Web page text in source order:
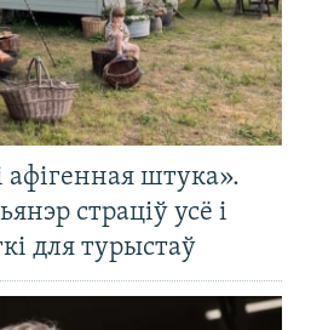
штука».
страціў усё і
для турыстаў